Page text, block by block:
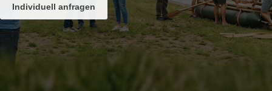
Individuell anfragen